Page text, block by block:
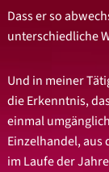
Dass er so
unterschiedliche
Und in meiner
die Erkenntnis,
einmal
Einzelhandel,
im Laufe der